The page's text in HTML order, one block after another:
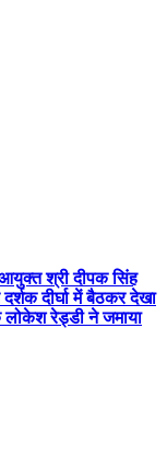
श्री दीपक सिंह
दीर्घा में बैठकर देखा
लोकेश रेड्डी ने जमाया